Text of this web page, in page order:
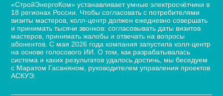
«СтройЭнергоКом» устанавливает умные электросчётчики в
18 регионах России. Чтобы согласовать с потребителями
визиты мастеров, колл-центр должен ежедневно совершать
и принимать тысячи звонков: согласовывать даты визитов
мастеров, принимать жалобы и отвечать на вопросы
абонентов. С мая 2026 года компания запустила колл-центр
на основе голосового ИИ. О том, как разрабатывалась
система и каких результатов удалось достичь, мы беседуем
с Маратом Гасаняном, руководителем управления проектов
АСКУЭ.